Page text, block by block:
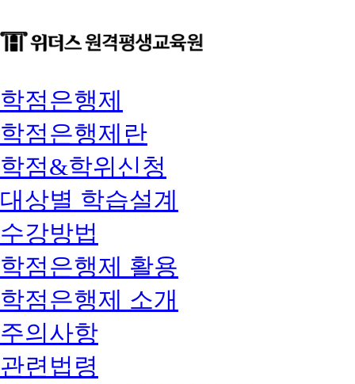
학점은행제
학점은행제란
학점&학위신청
대상별 학습설계
수강방법
학점은행제 활용
학점은행제 소개
주의사항
관련법령